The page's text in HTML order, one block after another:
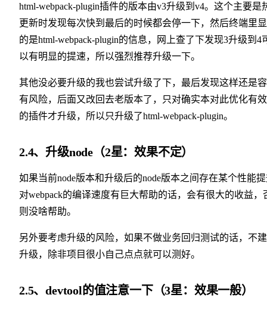
html-webpack-plugin插件的版本由v3升级到v4。这个主要是
更新时发现每次快到最后的时候都会停一下，然后终端里
的是html-webpack-plugin的信息，网上查了下发现3升级到4
以有明显的提速，所以强烈推荐升级一下。
其他没必要升级的我也尝试升级了下，最后发现这样还是
有风险，后面又改回去老版本了，只对确实本对此优化有
的插件才升级，所以只升级了html-webpack-plugin。
2.4、升级node（2星：效果不定）
如果当前node版本和升级后的node版本之间存在某个性能
对webpack的编译速度有巨大帮助的话，会有很大的收益，
则没啥帮助。
另外要考虑升级的风险，如果不做业务回归测试的话，不
升级，除非项目很小自己点点就可以测好。
2.5、devtool的值注意一下（3星：效果一般）